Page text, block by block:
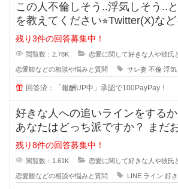
この人不倫しそう..浮気しそう..
を教えてください⭐︎Twitter(X)など
残り3件の回答募集中！
閲覧数：2.78K 恋愛に関して好きな人や彼氏
恋愛観などの相談や悩みと質問 サレ妻 不倫 浮気
回答済：「報酬UP中」承認で100PayPay！
好きな人への追いラインをするか
あなたはどっち派ですか？ まだお付き合いして
いない段階での好きな人への
残り8件の回答募集中！
閲覧数：1.61K 恋愛に関して好きな人や彼氏
恋愛観などの相談や悩みと質問 LINE ライン 好